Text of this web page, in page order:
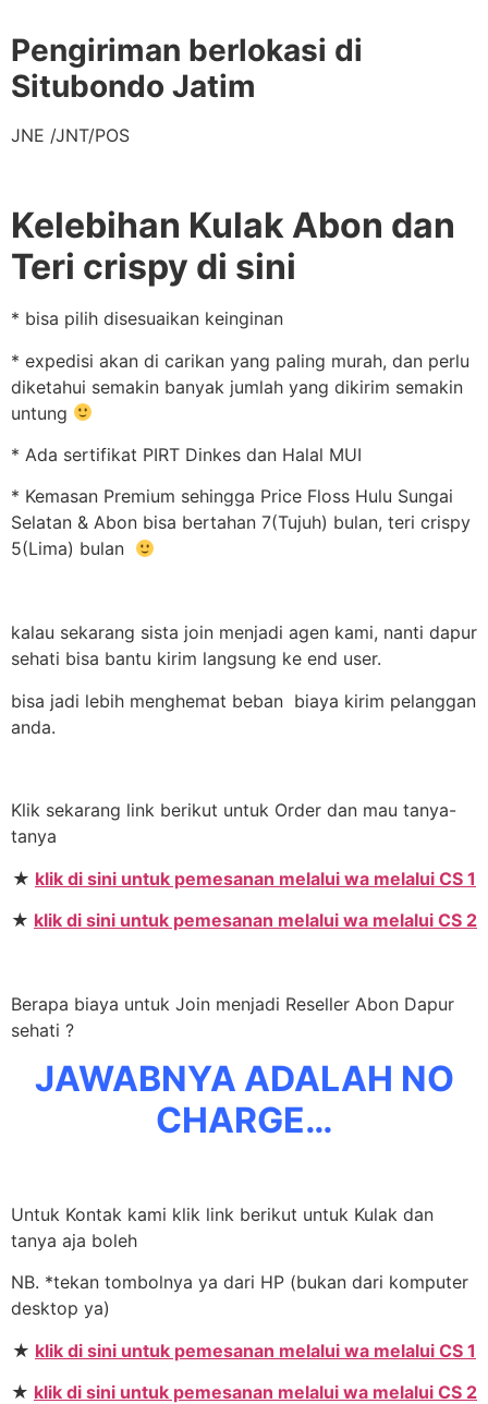
Pengiriman berlokasi di
Situbondo Jatim
JNE /JNT/POS
Kelebihan Kulak Abon dan
Teri crispy di sini
* bisa pilih disesuaikan keinginan
* expedisi akan di carikan yang paling murah, dan perlu
diketahui semakin banyak jumlah yang dikirim semakin
untung
* Ada sertifikat PIRT Dinkes dan Halal MUI
* Kemasan Premium sehingga Price Floss Hulu Sungai
Selatan & Abon bisa bertahan 7(Tujuh) bulan, teri crispy
5(Lima) bulan
kalau sekarang sista join menjadi agen kami, nanti dapur
sehati bisa bantu kirim langsung ke end user.
bisa jadi lebih menghemat beban biaya kirim pelanggan
anda.
Klik sekarang link berikut untuk Order dan mau tanya-
tanya
★ klik di sini untuk pemesanan melalui wa melalui CS 1
★ klik di sini untuk pemesanan melalui wa melalui CS 2
Berapa biaya untuk Join menjadi Reseller Abon Dapur
sehati ?
JAWABNYA ADALAH NO
CHARGE…
Untuk Kontak kami klik link berikut untuk Kulak dan
tanya aja boleh
NB. *tekan tombolnya ya dari HP (bukan dari komputer
desktop ya)
★ klik di sini untuk pemesanan melalui wa melalui CS 1
★ klik di sini untuk pemesanan melalui wa melalui CS 2